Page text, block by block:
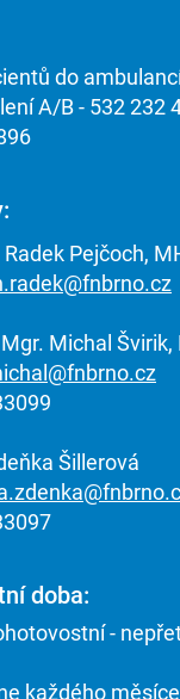
do
A/B - 532 232
Pejčoch,
Michal Švirik,
Šillerová
doba:
-
každého